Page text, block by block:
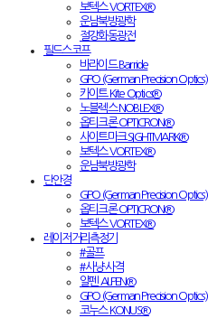
보텍스 VORTEX®
운남북방광학
절강화동광전
필드스코프
바라이드 Barride
GPO (German Precision Optics)
카이트 Kite Optics®
노블렉스 NOBLEX®
옵티크론 OPTICRON®
사이트마크 SIGHTMARK®
보텍스 VORTEX®
운남북방광학
단안경
GPO (German Precision Optics)
옵티크론 OPTICRON®
보텍스 VORTEX®
레이저거리측정기
#골프
#사냥·사격
알펜 ALPEN®
GPO (German Precision Optics)
코누스 KONUS®